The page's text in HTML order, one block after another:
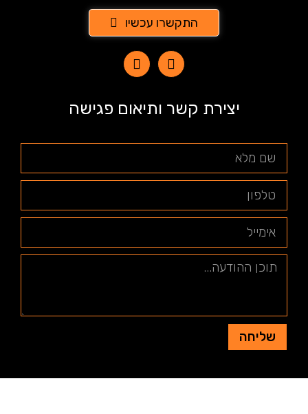
התקשרו עכשיו
יצירת קשר ותיאום פגישה
שליחה